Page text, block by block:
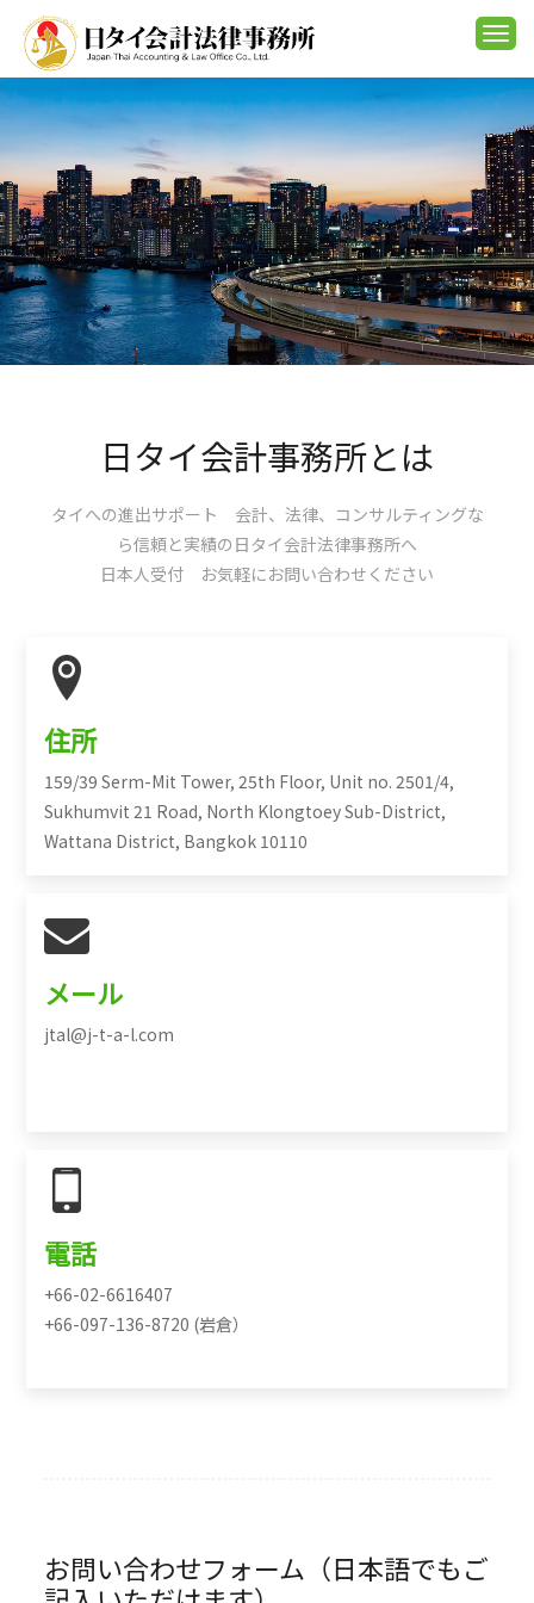
日タイ会計事務所とは
タイへの進出サポート 会計、法律、コンサルティングな
ら信頼と実績の日タイ会計法律事務所へ
日本人受付 お気軽にお問い合わせください
住所
159/39 Serm-Mit Tower, 25th Floor, Unit no. 2501/4,
Sukhumvit 21 Road, North Klongtoey Sub-District,
Wattana District, Bangkok 10110
メール
jtal@j-t-a-l.com
電話
+66-02-6616407
+66-097-136-8720 (岩倉）
お問い合わせフォーム（日本語でもご